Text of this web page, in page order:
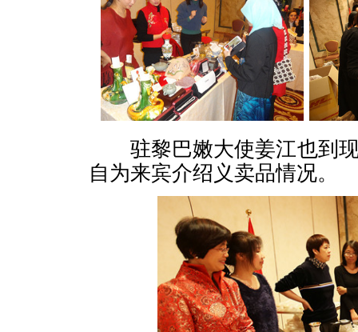
驻黎巴嫩大使姜江也到现
自为来宾介绍义卖品情况。